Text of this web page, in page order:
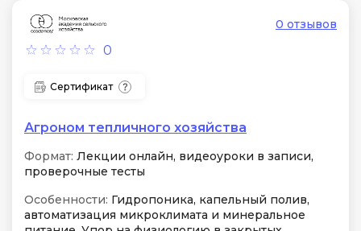
0
0 отзывов
Сертификат
Агроном тепличного хозяйства
Формат: Лекции онлайн, видеоуроки в записи,
проверочные тесты
Особенности: Гидропоника, капельный полив,
автоматизация микроклимата и минеральное